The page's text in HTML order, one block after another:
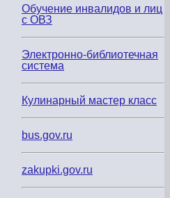
финансовое
обеспечение
которой
осуществляется
бюджетных
ассигнований
бюджета,
субъектов
Российской
Федерации,
местных
бюджетов,
договорам
Обучение инвалидов и лиц
с ОВЗ
Электронно-библиотечная
система
Кулинарный мастер класс
bus.gov.ru
zakupki.gov.ru